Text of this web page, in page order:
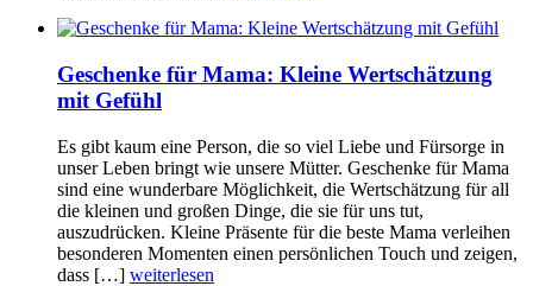
Geschenke für Mama: Kleine Wertschätzung
mit Gefühl
Es gibt kaum eine Person, die so viel Liebe und Fürsorge in
unser Leben bringt wie unsere Mütter. Geschenke für Mama
sind eine wunderbare Möglichkeit, die Wertschätzung für all
die kleinen und großen Dinge, die sie für uns tut,
auszudrücken. Kleine Präsente für die beste Mama verleihen
besonderen Momenten einen persönlichen Touch und zeigen,
dass […] weiterlesen